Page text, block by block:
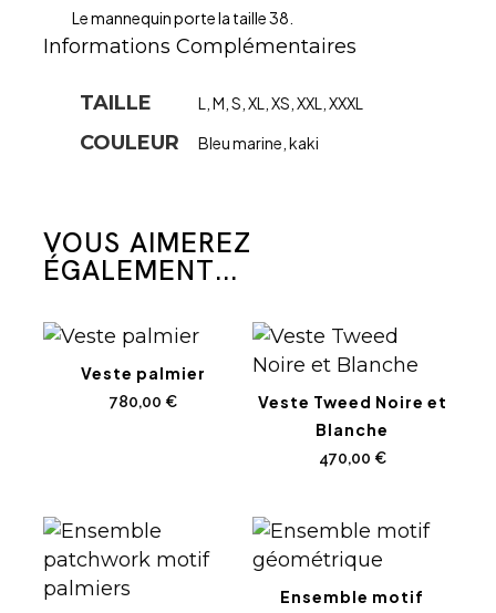
Le mannequin porte la taille 38.
Informations Complémentaires
TAILLE L M S XL XS XXL XXXL
COULEUR Bleu marine kaki
VOUS AIMEREZ
ÉGALEMENT...
Veste palmier
780,00 €
Veste Tweed Noire et
Blanche
470,00 €
Ensemble motif